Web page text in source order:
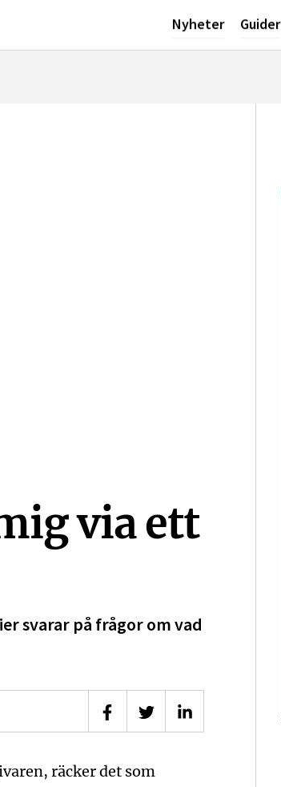
Nyheter Guider
via ett
svarar på frågor om vad
Dela på Facebook
Dela på TwitterDela på LinkedIn
räcker det som